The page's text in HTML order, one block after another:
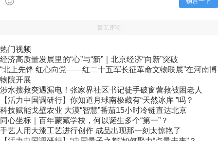
暂无评论
热门视频
经济高质量发展里的“心”与“新”｜北京经济“向新”突破
“北上先锋 红心向党——红二十五军长征革命文物联展”在河南博
物院开展
涉水搜救突遇漏电！张家界社区书记徒手破窗营救被困老人
【活力中国调研行】你知道月球南极藏有“天然冰库 ”吗？
科技赋能戈壁农业 大漠“智慧”番茄15小时冷链直达北京
同心坐标｜百年蒙藏学校，何以诞生多个“第一”？
手艺人用大漆工艺进行创作 成品出现那一刻太惊艳了